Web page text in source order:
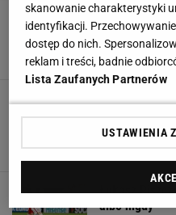
El. MŚ 2018.
policję przed
Bartosz
El. MŚ 2018.
mundial w
Roberta
Bartłomiej
Łukasz
albo nigdy
skanowanie charakterystyki
identyfikacji.
dostęp do nich.
reklam i treści, badnie
Lista Zaufanych Partnerów
USTAWIENIA